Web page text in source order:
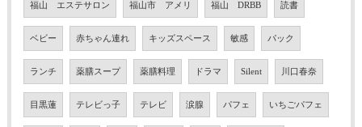
福山 エステサロン 福山市 アメリ 福山 DRBB 読書
ベビー 赤ちゃん連れ キッズスペース 敏感 パック
ランチ 薬膳スープ 薬膳料理 ドラマ Silent 川口春奈
目黒蓮 テレビっ子 テレビ 涙腺 パフェ いちごパフェ